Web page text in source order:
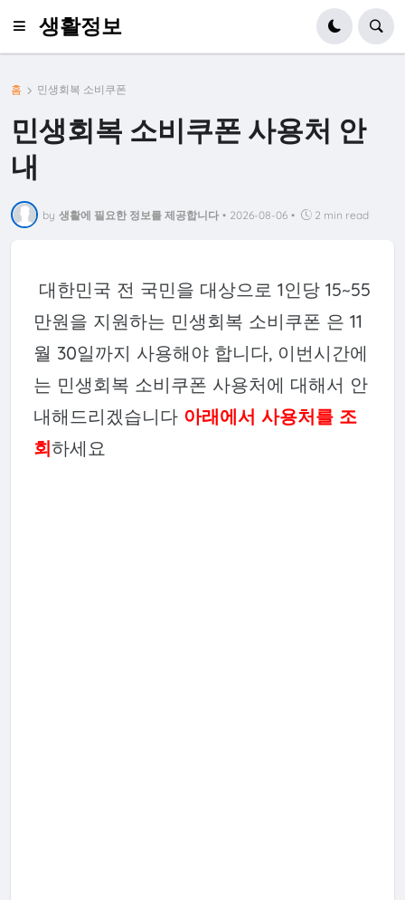
생활정보
홈 민생회복 소비쿠폰
민생회복 소비쿠폰 사용처 안
내
by 생활에 필요한 정보를 제공합니다 • 2026-08-06 • 2 min read
대한민국 전 국민을 대상으로 1인당 15~55
만원을 지원하는 민생회복 소비쿠폰 은 11
월 30일까지 사용해야 합니다, 이번시간에
는 민생회복 소비쿠폰 사용처에 대해서 안
내해드리겠습니다 아래에서 사용처를 조
회하세요